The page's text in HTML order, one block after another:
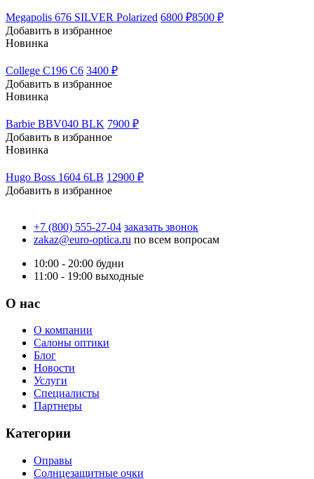
Megapolis 676 SILVER Polarized 6800 ₽8500 ₽
Добавить в избранное
Новинка
College C196 C6 3400 ₽
Добавить в избранное
Новинка
Barbie BBV040 BLK 7900 ₽
Добавить в избранное
Новинка
Hugo Boss 1604 6LB 12900 ₽
Добавить в избранное
+7 (800) 555-27-04 заказать звонок
zakaz@euro-optica.ru по всем вопросам
10:00 - 20:00 будни
11:00 - 19:00 выходные
О нас
О компании
Салоны оптики
Блог
Новости
Услуги
Специалисты
Партнеры
Категории
Оправы
Солнцезащитные очки